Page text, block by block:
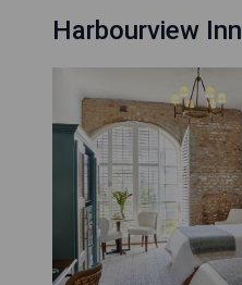
Harbourview Inn